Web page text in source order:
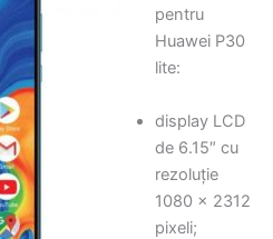
pentru
Huawei P30
lite:
display LCD
de 6.15″ cu
rezoluție
1080 x 2312
pixeli;